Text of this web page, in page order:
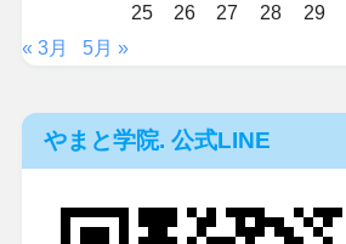
25
26 27 28 29
« 3月
5月 »
やまと学院. 公式LINE